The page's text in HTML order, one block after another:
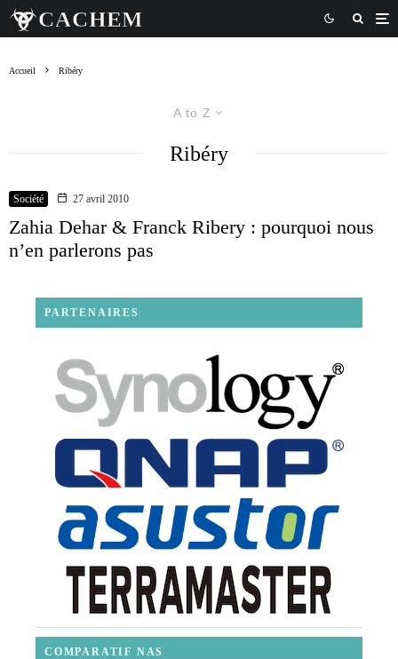
Accueil Ribéry
A to Z
Ribéry
Société 27 avril 2010
Zahia Dehar & Franck Ribery : pourquoi nous
n’en parlerons pas
PARTENAIRES
COMPARATIF NAS